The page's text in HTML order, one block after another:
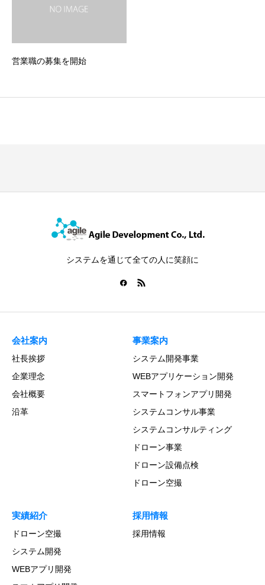
営業職の募集を開始
システムを通じて全ての人に笑顔に
会社案内
社長挨拶
企業理念
会社概要
沿革
事業案内
システム開発事業
WEBアプリケーション開発
スマートフォンアプリ開発
システムコンサル事業
システムコンサルティング
ドローン事業
ドローン設備点検
ドローン空撮
実績紹介
ドローン空撮
システム開発
WEBアプリ開発
採用情報
採用情報